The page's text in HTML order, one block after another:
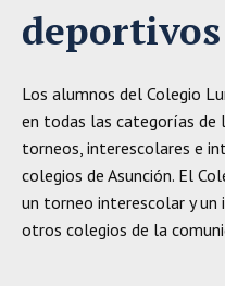
Los alumnos del Colegio
en todas las categorías de
torneos, interescolares e
colegios de Asunción. El
un torneo interescolar y un
otros colegios de la